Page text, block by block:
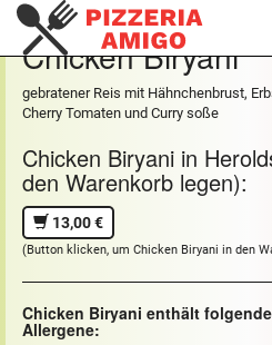
Chicken Biryani
gebratener Reis mit Hähnchenbrust,
Cherry Tomaten und Curry soße
Chicken Biryani in
den Warenkorb legen):
13,00 €
(Button klicken, um Chicken Biryani in den
Chicken Biryani enthält
Allergene: